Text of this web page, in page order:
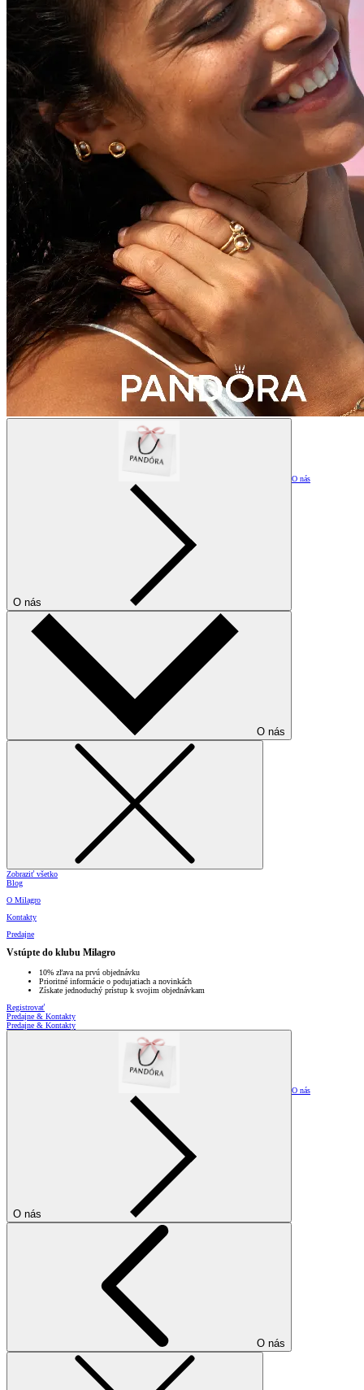
O nás
O nás
O nás
Zobraziť všetko
Blog
O Milagro
Kontakty
Predajne
Vstúpte do klubu Milagro
10% zľava na prvú objednávku
Prioritné informácie o podujatiach a novinkách
Získate jednoduchý prístup k svojim objednávkam
Registrovať
Predajne & Kontakty
Predajne & Kontakty
O nás
O nás
O nás